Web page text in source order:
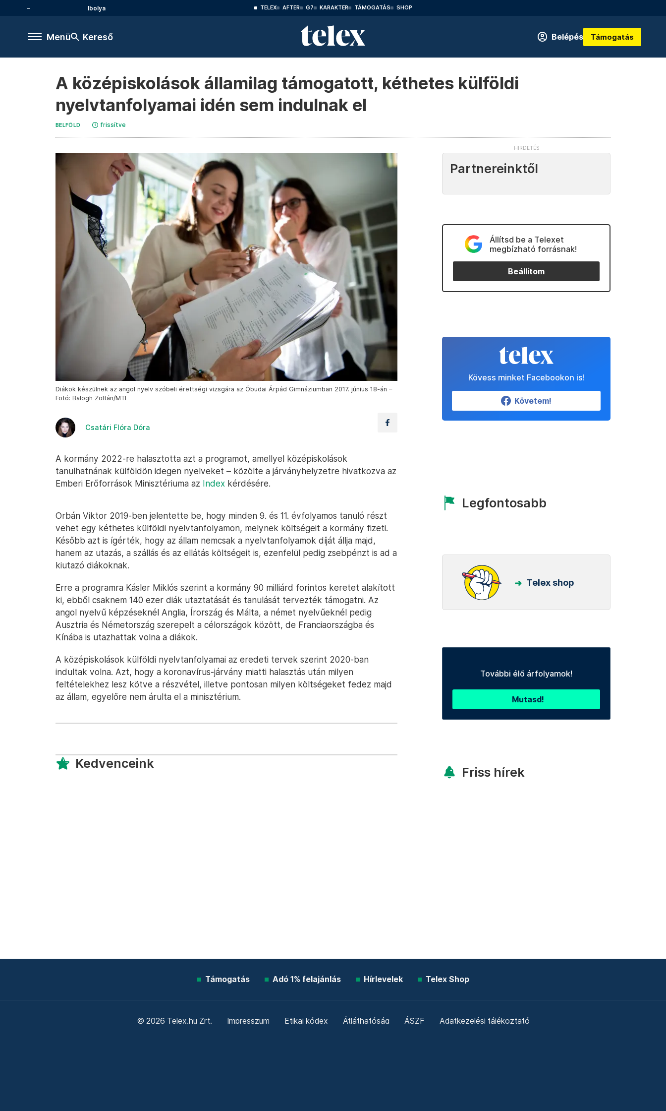
Ibolya TELEX AFTER G7 KARAKTER TÁMOGATÁS SHOP
Menü Kereső Belépés Támogatás
A középiskolások államilag támogatott, kéthetes külföldi
nyelvtanfolyamai idén sem indulnak el
BELFÖLD frissítve
Diákok készülnek az angol nyelv szóbeli érettségi vizsgára az Óbudai Árpád Gimnáziumban 2017. június 18-án –
Fotó: Balogh Zoltán/MTI
Csatári Flóra Dóra
A kormány 2022-re halasztotta azt a programot, amellyel középiskolások
tanulhatnának külföldön idegen nyelveket – közölte a járványhelyzetre hivatkozva az
Emberi Erőforrások Minisztériuma az Index kérdésére.
Orbán Viktor 2019-ben jelentette be, hogy minden 9. és 11. évfolyamos tanuló részt
vehet egy kéthetes külföldi nyelvtanfolyamon, melynek költségeit a kormány fizeti.
Később azt is ígérték, hogy az állam nemcsak a nyelvtanfolyamok díját állja majd,
hanem az utazás, a szállás és az ellátás költségeit is, ezenfelül pedig zsebpénzt is ad a
kiutazó diákoknak.
Erre a programra Kásler Miklós szerint a kormány 90 milliárd forintos keretet alakított
ki, ebből csaknem 140 ezer diák utaztatását és tanulását tervezték támogatni. Az
angol nyelvű képzéseknél Anglia, Írország és Málta, a német nyelvűeknél pedig
Ausztria és Németország szerepelt a célországok között, de Franciaországba és
Kínába is utazhattak volna a diákok.
A középiskolások külföldi nyelvtanfolyamai az eredeti tervek szerint 2020-ban
indultak volna. Azt, hogy a koronavírus-járvány miatti halasztás után milyen
feltételekhez lesz kötve a részvétel, illetve pontosan milyen költségeket fedez majd
az állam, egyelőre nem árulta el a minisztérium.
Kedvenceink
Partnereinktől
Állítsd be a Telexet
megbízható forrásnak!
Beállítom
Kövess minket Facebookon is!
Követem!
Legfontosabb
Telex shop
További élő árfolyamok!
Mutasd!
Friss hírek
Támogatás Adó 1% felajánlás Hírlevelek Telex Shop
© 2026 Telex.hu Zrt. Impresszum Etikai kódex Átláthatóság ÁSZF Adatkezelési tájékoztató